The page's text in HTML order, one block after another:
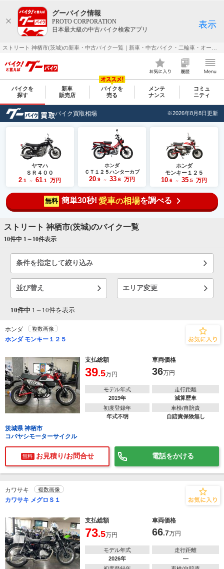
グーバイク情報
PROTO CORPORATION
日本最大級の中古バイク検索アプリ
表示
バイクを
探す
新車
販売店
バイクを
売る
メンテ
ナンス
コミュ
ニティ
バイク買取相場 ※2026年8月8日更新
ヤマハ
ＳＲ４００
2 .1 ～ 61 .1 万円
ホンダ
ＣＴ１２５ハンターカブ
20 .9 ～ 33 .6 万円
ホンダ
モンキー１２５
10 .6 ～ 35 .5 万円
無料 簡単30秒! 愛車の相場を調べる
ストリート 神栖市(茨城)のバイク一覧
10件中 1～ 10件表示
条件を指定して絞り込み
並び替え エリア変更
10件中 1～ 10件を表示
ホンダ 複数画像
ホンダ モンキー１２５
支払総額 車両価格
39.5万円 36万円
モデル年式
2019年
走行距離
減算歴車
初度登録年
年式不明
車検/自賠責
自賠責保険無し
茨城県 神栖市
コバヤシモーターサイクル
無料 お見積り/お問合せ 電話をかける
カワサキ 複数画像
カワサキ メグロＳ１
支払総額 車両価格
73.5万円 66.7万円
モデル年式
2026年
走行距離
―